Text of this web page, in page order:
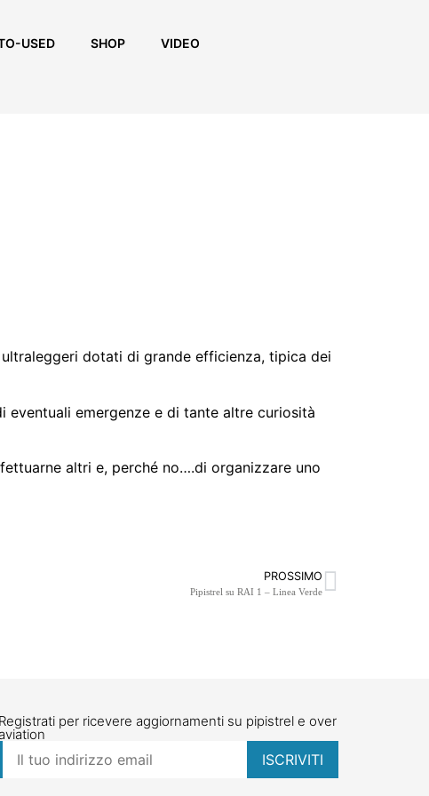
USED SHOP VIDEO
dotati di grande efficienza, tipica dei
emergenze e di tante altre curiosità
altri e, perché no….di organizzare uno
PROSSIMO
Pipistrel su RAI 1 – Linea Verde
Registrati per ricevere aggiornamenti su pipistrel e over
aviation